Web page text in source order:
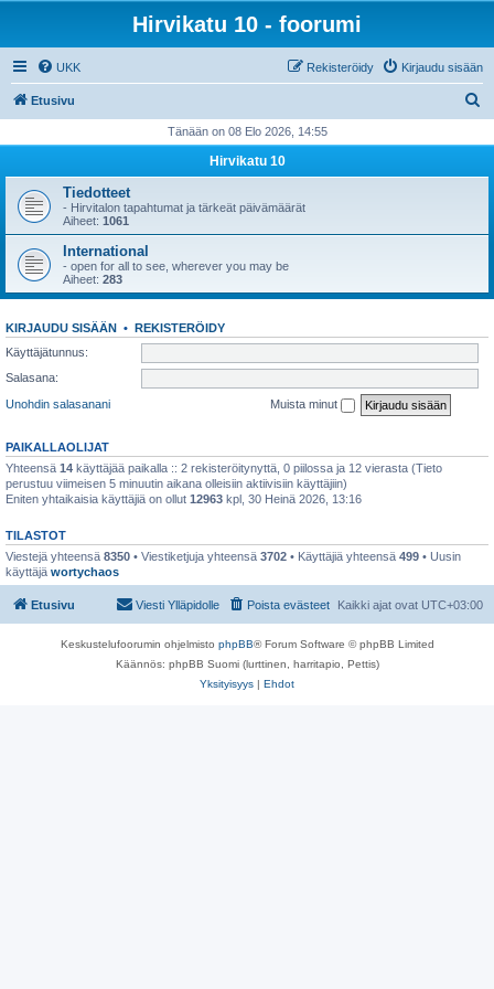
Hirvikatu 10 - foorumi
UKK Kirjaudu sisään
Rekisteröidy
Etusivu
i
Tänään on 08 Elo 2026, 14:55
Hirvikatu 10
Tiedotteet
- Hirvitalon tapahtumat ja tärkeät päivämäärät
Aiheet: 1061
International
- open for all to see, wherever you may be
Aiheet: 283
KIRJAUDU SISÄÄN • REKISTERÖIDY
Käyttäjätunnus:
Salasana:
Unohdin salasanani
Muista minut
PAIKALLAOLIJAT
Yhteensä 14 käyttäjää paikalla :: 2 rekisteröitynyttä, 0 piilossa ja 12 vierasta (Tieto
perustuu viimeisen 5 minuutin aikana olleisiin aktiivisiin käyttäjiin)
Eniten yhtaikaisia käyttäjiä on ollut 12963 kpl, 30 Heinä 2026, 13:16
TILASTOT
Viestejä yhteensä 8350 • Viestiketjuja yhteensä 3702 • Käyttäjiä yhteensä 499 • Uusin
käyttäjä wortychaos
Etusivu Kaikki ajat ovat UTC+03:00
Poista evästeet
Viesti Ylläpidolle
Keskustelufoorumin ohjelmisto phpBB® Forum Software © phpBB Limited
Käännös: phpBB Suomi (lurttinen, harritapio, Pettis)
Yksityisyys | Ehdot